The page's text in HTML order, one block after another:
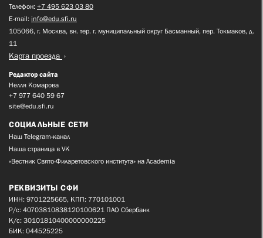
Телефон: +7 495 623 03 80
E-mail: info@edu.sfi.ru
105066, г. Москва, вн. тер. г. муниципальный округ Басманный, пер. Токмаков, д.
11
Карта проезда
Редактор сайта
Нелля Комарова
+7 977 640 59 67
site@edu.sfi.ru
СОЦИАЛЬНЫЕ СЕТИ
Наш Telegram-канал
Наша страница в VK
«Вестник Свято-Филаретовского института» на Academia
РЕКВИЗИТЫ СФИ
ИНН: 9701225665, КПП: 770101001
Р/с: 40703810838120100621 ПАО Сбербанк
К/с: 30101810400000000225
БИК: 044525225